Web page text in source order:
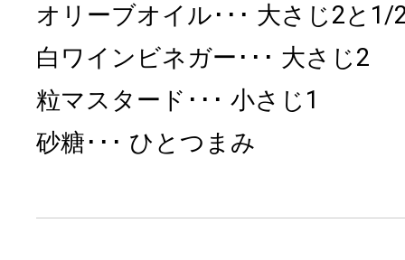
オリーブオイル
大さじ2と1/
白ワインビネガー
大さじ2
粒マスタード
小さじ1
砂糖
ひとつまみ